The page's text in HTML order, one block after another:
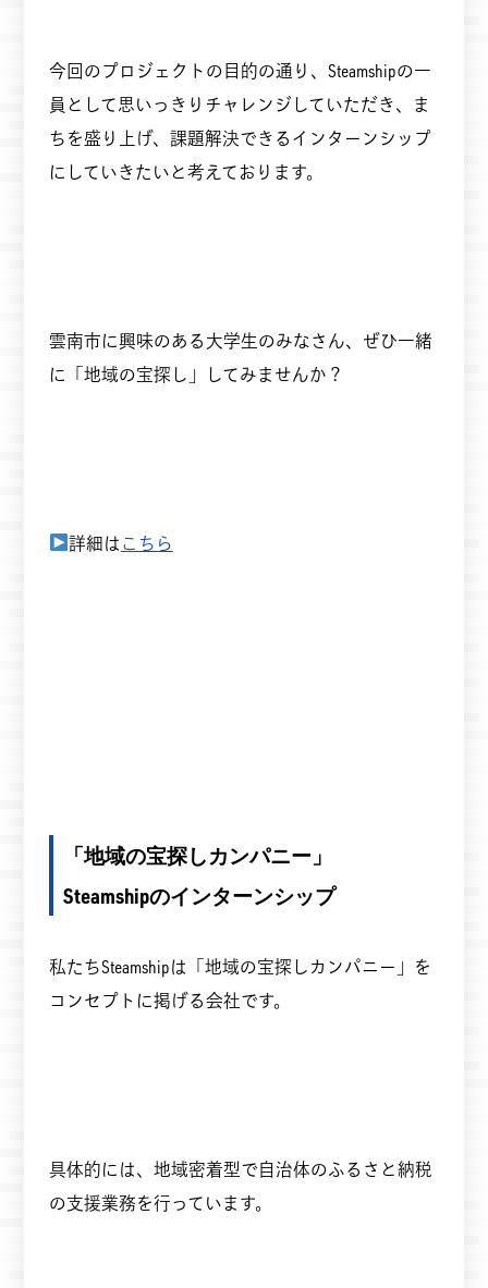
今回のプロジェクトの目的の通り、Steamshipの一
員として思いっきりチャレンジしていただき、ま
ちを盛り上げ、課題解決できるインターンシップ
にしていきたいと考えております。
雲南市に興味のある大学生のみなさん、ぜひ一緒
に「地域の宝探し」してみませんか？
詳細はこちら
「地域の宝探しカンパニー」
Steamshipのインターンシップ
私たちSteamshipは「地域の宝探しカンパニー」を
コンセプトに掲げる会社です。
具体的には、地域密着型で自治体のふるさと納税
の支援業務を行っています。